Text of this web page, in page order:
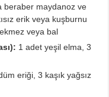
beraber maydanoz ve
erik veya kuşburnu
veya bal
1 adet yeşil elma, 3
eriği, 3 kaşık yağsız